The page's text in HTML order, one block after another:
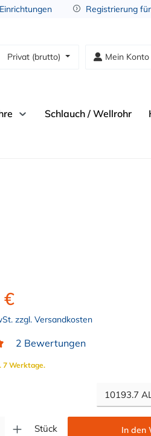
Registrierung
Privat (brutto) Mein Konto
Schlauch / Wellrohr
€
zzgl. Versandkosten
2 Bewertungen
7 Werktage.
Stück In den